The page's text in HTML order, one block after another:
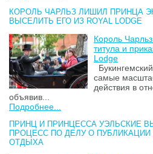
КОРОЛЬ ЧАРЛЬЗ ЛИШИЛ ПРИНЦА
ВЫСЕЛИТЬ ЕГО ИЗ ROYAL LODGE
Король
титула и
Lodge
самые
действия в
объявив...
Подробнее...
ПРИНЦ И ПРИНЦЕССА УЭЛЬСКИЕ
ПРОЦЕСС ПО ДЕЛУ О
ОТДЫХА